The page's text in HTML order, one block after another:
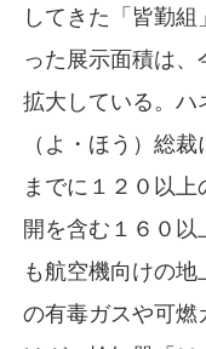
してきた「皆勤
った展示面積は
拡大している。ハ
（よ・ほう）総
までに１２０以
開を含む１６０
も航空機向けの
の有毒ガスや可燃